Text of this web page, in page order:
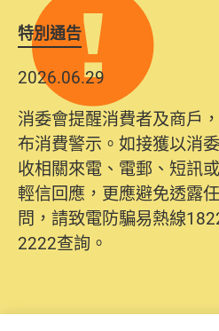
特別通告
2026.06.29
消委會提醒消費者及商戶
布消費警示。如接獲以消
收相關來電、電郵、短訊
輕信回應，更應避免透露
問，請致電防騙易熱線
2222查詢。